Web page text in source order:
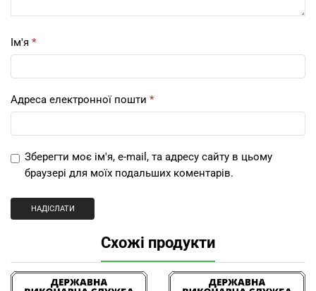
Ім'я *
Адреса електронної пошти *
Зберегти моє ім'я, e-mail, та адресу сайту в цьому
браузері для моїх подальших коментарів.
Схожі продукти